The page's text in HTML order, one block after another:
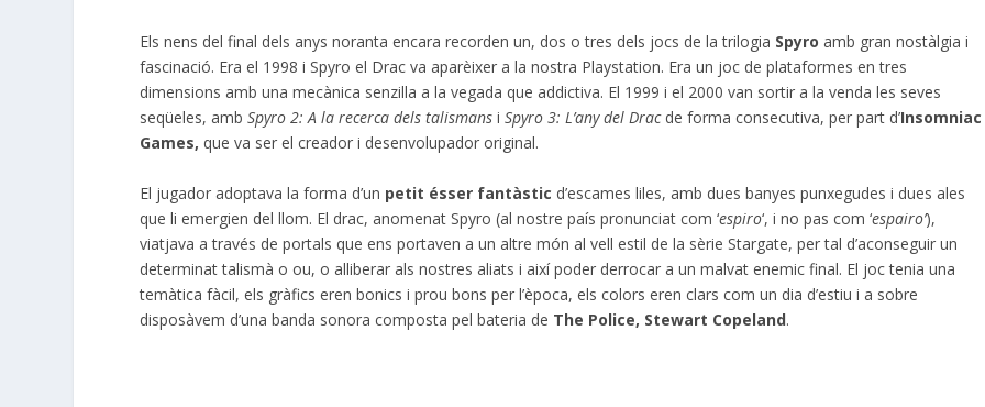
Els nens del final dels anys noranta encara recorden un, dos o tres dels jocs de la trilogia Spyro amb gran nostàlgia i
fascinació. Era el 1998 i Spyro el Drac va aparèixer a la nostra Playstation. Era un joc de plataformes en tres
dimensions amb una mecànica senzilla a la vegada que addictiva. El 1999 i el 2000 van sortir a la venda les seves
seqüeles, ambSpyro 2: A la recerca dels talismans iSpyro 3: L’any del Dracde forma consecutiva, per part d’Insomniac
Games, que va ser el creador i desenvolupador original.
El jugador adoptava la forma d’un petit ésser fantàstic d’escames liles, amb dues banyes punxegudes i dues ales
que li emergien del llom. El drac, anomenat Spyro (al nostre país pronunciat com ‘espiro‘, i no pas com ‘espairo’),
viatjava a través de portals que ens portaven a un altre món al vell estil de la sèrie Stargate, per tal d’aconseguir un
determinat talismà o ou, o alliberar als nostres aliats i així poder derrocar a un malvat enemic final. El joc tenia una
temàtica fàcil, els gràfics eren bonics i prou bons per l’època, els colors eren clars com un dia d’estiu i a sobre
disposàvem d’una banda sonora composta pel bateria de The Police, Stewart Copeland.